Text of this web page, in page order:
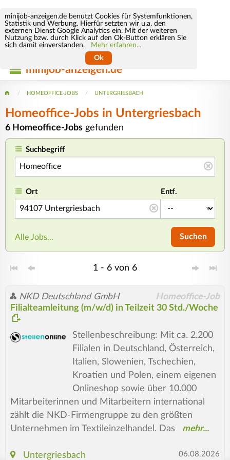
minijob-anzeigen.de benutzt Cookies für Systemfunktionen,
Statistik und Werbung. Hierfür setzten wir u.a. den
externen Dienst Google Analytics ein. Mit der weiteren
Nutzung bzw. durch Klick auf den Ok-Button erklären Sie
sich damit einverstanden.
Mehr erfahren...
Ok
minijob-anzeigen.de
HOMEOFFICE-JOBS UNTERGRIESBACH
Homeoffice-Jobs in Untergriesbach
6 Homeoffice-Jobs gefunden
Suchbegriff
Ort Entf.
Alle Jobs... Suchen
1 - 6 von 6
NKD Deutschland GmbH Homeoffice-Job
Filialteamleitung (m/w/d) in Teilzeit 30 Std./Woche
Stellenbeschreibung: Mit ca. 2.200
Filialen in Deutschland, Österreich,
Italien, Slowenien, Tschechien,
Kroatien und Polen, einem eigenen
Onlineshop sowie über 10.000
Mitarbeiterinnen und Mitarbeitern international
zählt die NKD-Firmengruppe zu den größten
Unternehmen im Textileinzelhandel. Das
Untergriesbach 06.08.2026